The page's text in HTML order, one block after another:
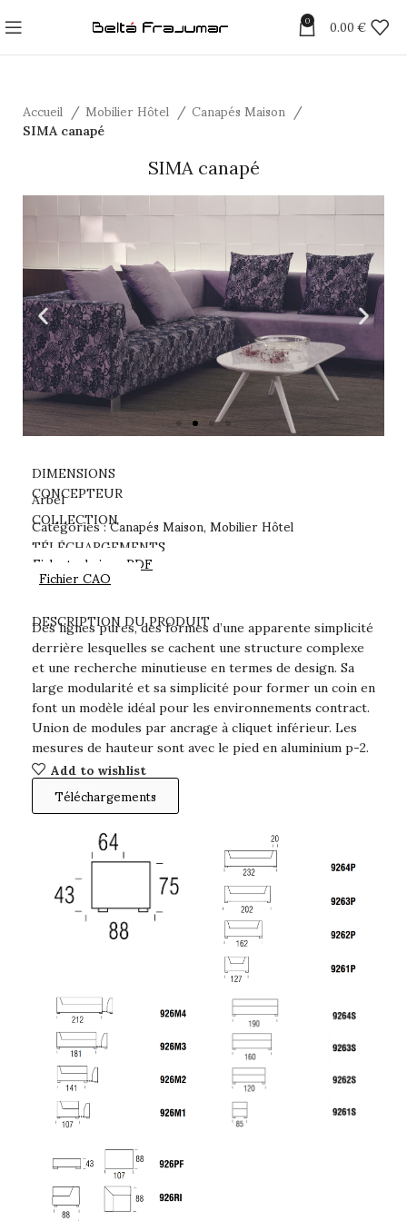
0 0.00 €
Accueil Mobilier Hôtel Canapés Maison
SIMA canapé
SIMA canapé
DESCRIPTION DU PRODUIT
Des lignes pures, des formes d’une apparente simplicité
derrière lesquelles se cachent une structure complexe
et une recherche minutieuse en termes de design. Sa
large modularité et sa simplicité pour former un coin en
font un modèle idéal pour les environnements contract.
Union de modules par ancrage à cliquet inférieur. Les
mesures de hauteur sont avec le pied en aluminium p-2.
Add to wishlist
Téléchargements
DIMENSIONS
CONCEPTEUR
Arbel
COLLECTION
Catégories :Canapés Maison, Mobilier Hôtel
TÉLÉCHARGEMENTS
Fiche technique PDF
Fichier CAO